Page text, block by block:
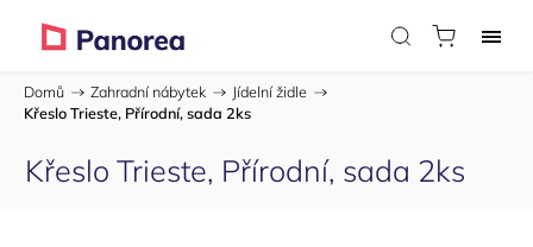
Domů / Zahradní nábytek / Jídelní židle /
Křeslo Trieste, Přírodní, sada 2ks
Křeslo Trieste, Přírodní, sada 2ks